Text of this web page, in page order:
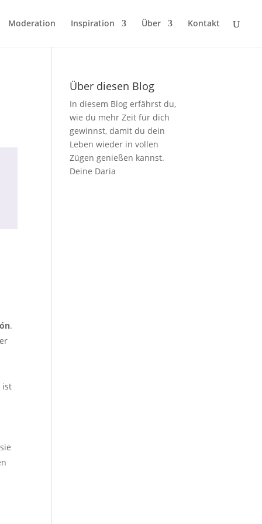
Moderation Inspiration Über Kontakt
.
ist
Über diesen Blog
In diesem Blog erfährst du,
wie du mehr Zeit für dich
gewinnst, damit du dein
Leben wieder in vollen
Zügen genießen kannst.
Deine Daria